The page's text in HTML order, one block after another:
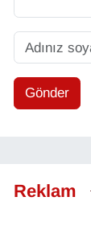
Gönder
Reklam